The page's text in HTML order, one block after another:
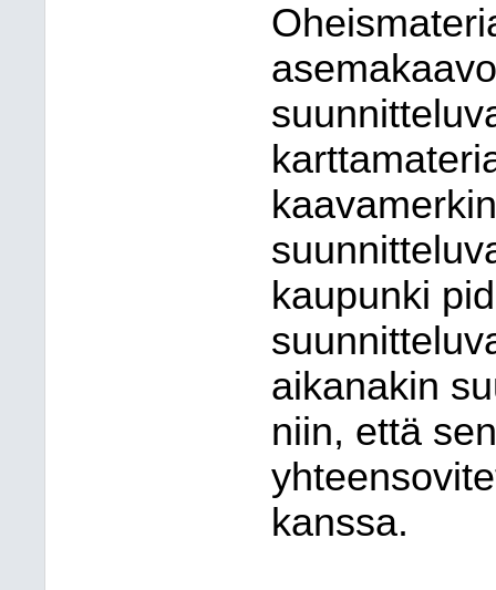
kaupunki
aikanakin
niin, että
kanssa.